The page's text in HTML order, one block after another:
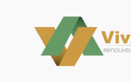
contenu